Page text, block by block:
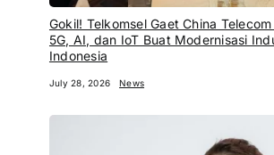
Gokil! Telkomsel Gaet China
5G, AI, dan IoT Buat Modernisasi
Indonesia
July 28, 2026 News